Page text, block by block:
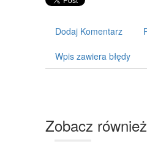
Dodaj Komentarz
Wpis zawiera błędy
Zobacz